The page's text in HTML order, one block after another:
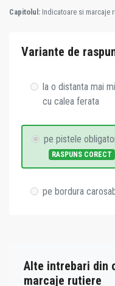
Capitolul: Indicatoare si marcaje
Variante de
la o distanta mai
cu calea ferata
pe pistele
RASPUNS CORECT
pe bordura
Alte intrebari din
marcaje rutiere